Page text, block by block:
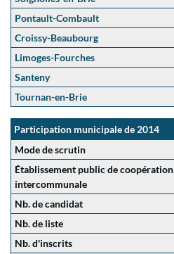
Pontault-Combault
Croissy-Beaubourg
Limoges-Fourches
Santeny
Tournan-en-Brie
Participation municipale de 2014
Mode de scrutin
Établissement public de coopération
intercommunale
Nb. de candidat
Nb. de liste
Nb. d'inscrits